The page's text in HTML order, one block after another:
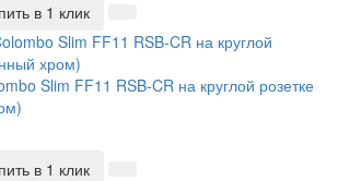
в 1 клик
Slim FF11 RSB-CR на круглой розетке
в 1 клик